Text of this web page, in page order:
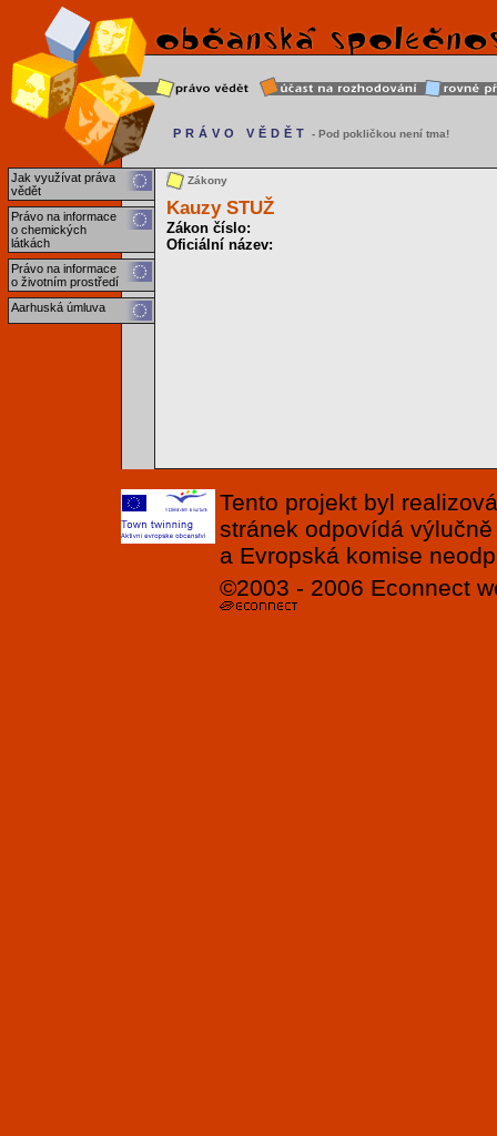
Jak využívat práva
vědět
Právo na informace
o chemických
látkách
Právo na informace
o životním prostředí
Aarhuská úmluva
PRÁVO VĚDĚT - Pod pokličkou není tma!
Zákony
Kauzy STUŽ
Zákon číslo:
Oficiální název:
Tento projekt byl
stránek odpovídá
a Evropská komise
©2003 - 2006 Econnect